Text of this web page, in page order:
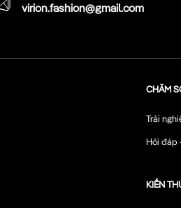
virion.fashion@gmail.com
CHĂM
Trải
Hỏi đáp
KIẾN